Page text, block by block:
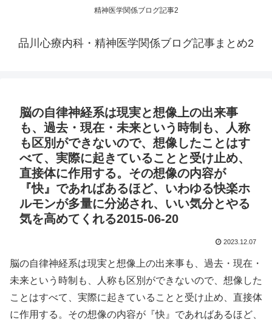
精神医学関係ブログ記事2
品川心療内科・精神医学関係ブログ記事まとめ2
脳の自律神経系は現実と想像上の出来事
も、過去・現在・未来という時制も、人称
も区別ができないので、想像したことはす
べて、実際に起きていることと受け止め、
直接体に作用する。その想像の内容が
『快』であればあるほど、いわゆる快楽ホ
ルモンが多量に分泌され、いい気分とやる
気を高めてくれる2015-06-20
2023.12.07
脳の自律神経系は現実と想像上の出来事も、過去・現在・
未来という時制も、人称も区別ができないので、想像した
ことはすべて、実際に起きていることと受け止め、直接体
に作用する。その想像の内容が『快』であればあるほど、